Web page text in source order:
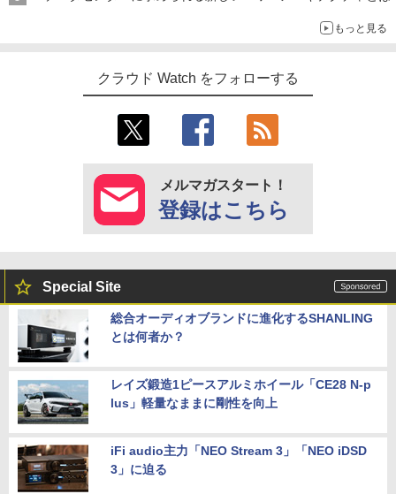
もっと見る
クラウド Watch をフォローする
メルマガスタート！
登録はこちら
Special Site
総合オーディオブランドに進化するSHANLING
とは何者か？
レイズ鍛造1ピースアルミホイール「CE28 N-p
lus」軽量なままに剛性を向上
iFi audio主力「NEO Stream 3」「NEO iDSD
3」に迫る